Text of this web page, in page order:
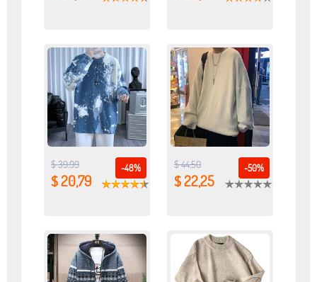
-48%
$ 39,99
$ 20,79
-50%
$ 44,50
$ 22,25